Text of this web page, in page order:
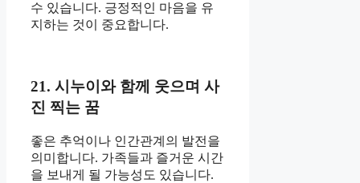
수 있습니다. 긍정적인 마음을 유
지하는 것이 중요합니다.
21. 시누이와 함께 웃으며 사
진 찍는 꿈
좋은 추억이나 인간관계의 발전을
의미합니다. 가족들과 즐거운 시간
을 보내게 될 가능성도 있습니다.